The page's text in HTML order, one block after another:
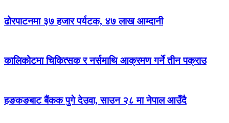
ढोरपाटनमा ३७ हजार पर्यटक, ४७ लाख आम्दानी
कालिकोटमा चिकित्सक र नर्समाथि आक्रमण गर्ने तीन पक्राउ
हङकङबाट बैंकक पुगे देउवा, साउन २८ मा नेपाल आउँदै